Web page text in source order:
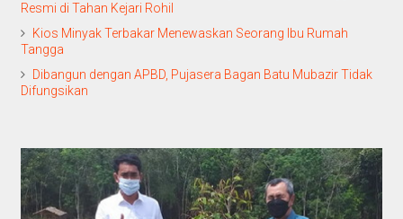
Resmi di Tahan Kejari Rohil
Kios Minyak Terbakar Menewaskan Seorang Ibu Rumah
Tangga
Dibangun dengan APBD, Pujasera Bagan Batu Mubazir Tidak
Difungsikan